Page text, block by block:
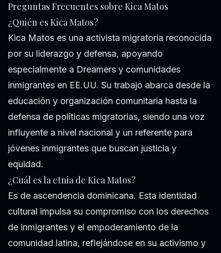
Preguntas Frecuentes sobre Kica Matos
¿Quién es Kica Matos?
Kica Matos es una activista migratoria reconocida
por su liderazgo y defensa, apoyando
especialmente a Dreamers y comunidades
inmigrantes en EE.UU. Su trabajo abarca desde la
educación y organización comunitaria hasta la
defensa de políticas migratorias, siendo una voz
influyente a nivel nacional y un referente para
jóvenes inmigrantes que buscan justicia y
equidad.
¿Cuál es la etnia de Kica Matos?
Es de ascendencia dominicana. Esta identidad
cultural impulsa su compromiso con los derechos
de inmigrantes y el empoderamiento de la
comunidad latina, reflejándose en su activismo y